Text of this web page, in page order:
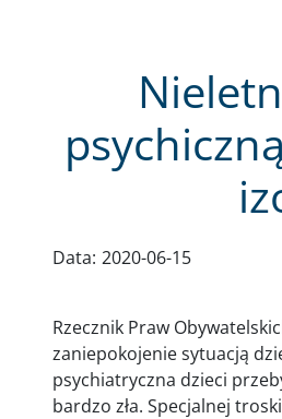
Data: 2020-06-15
Rzecznik Praw
zaniepokojenie sytuacją
psychiatryczna dzieci
bardzo zła. Specjalnej